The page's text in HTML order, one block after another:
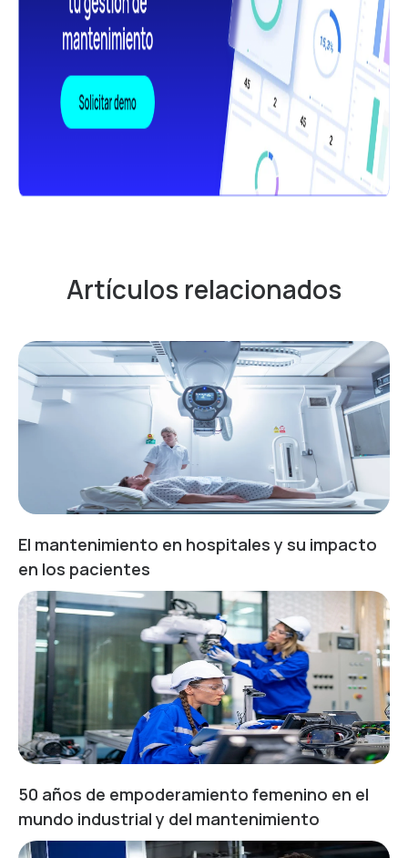
Artículos relacionados
El mantenimiento en hospitales y su impacto
en los pacientes
50 años de empoderamiento femenino en el
mundo industrial y del mantenimiento